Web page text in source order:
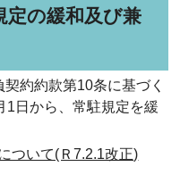
定の緩和及び兼
約約款第10条に基づく
1日から、常駐規定を緩
ついて(Ｒ7.2.1改正)